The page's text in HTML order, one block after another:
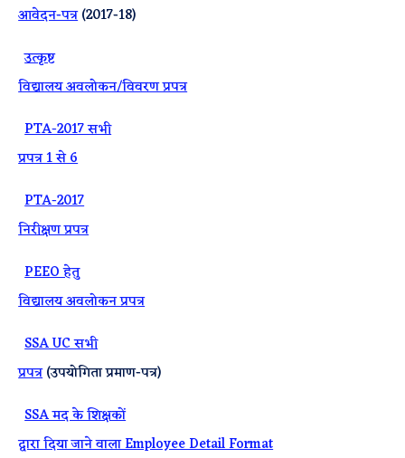
आवेदन-पत्र(2017-18)
उत्कृष्ट
विद्यालय अवलोकन/विवरण प्रपत्र
PTA-2017 सभी
प्रपत्र 1 से 6
PTA-2017
निरीक्षण प्रपत्र
PEEO हेतु
विद्यालय अवलोकन प्रपत्र
SSA UC सभी
प्रपत्र(उपयोगिता प्रमाण-पत्र)
SSA मद के शिक्षकों
द्वारा दिया जाने वाला Employee Detail Format